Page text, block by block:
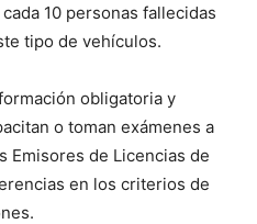
10 personas fallecidas
tipo de vehículos.
obligatoria y
o toman exámenes a
Emisores de Licencias de
en los criterios de